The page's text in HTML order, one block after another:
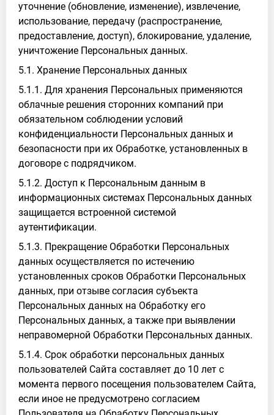
уточнение (обновление, изменение), извлечение,
использование, передачу (распространение,
предоставление, доступ), блокирование, удаление,
уничтожение Персональных данных.
5.1. Хранение Персональных данных
5.1.1. Для хранения Персональных применяются
облачные решения сторонних компаний при
обязательном соблюдении условий
конфиденциальности Персональных данных и
безопасности при их Обработке, установленных в
договоре с подрядчиком.
5.1.2. Доступ к Персональным данным в
информационных системах Персональных данных
защищается встроенной системой
аутентификации.
5.1.3. Прекращение Обработки Персональных
данных осуществляется по истечению
установленных сроков Обработки Персональных
данных, при отзыве согласия субъекта
Персональных данных на Обработку его
Персональных данных, а также при выявлении
неправомерной Обработки Персональных данных.
5.1.4. Срок обработки персональных данных
пользователей Сайта составляет до 10 лет с
момента первого посещения пользователем Сайта,
если иное не предусмотрено согласием